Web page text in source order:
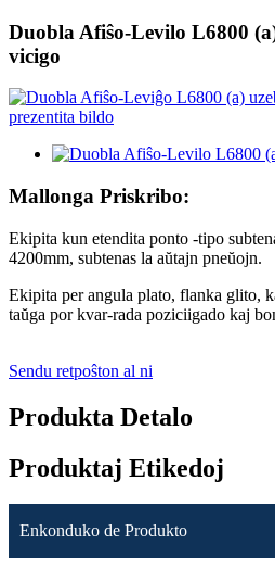
Duobla Afiŝo-Levilo L6800
vicigo
Mallonga Priskribo:
Ekipita kun etendita ponto -tipo
4200mm, subtenas la aŭtajn pneŭojn.
Ekipita per angula plato, flanka glito,
taŭga por kvar-rada poziciigado kaj
Sendu retpoŝton al ni
Produkta Detalo
Produktaj Etikedoj
Enkonduko de Produkto